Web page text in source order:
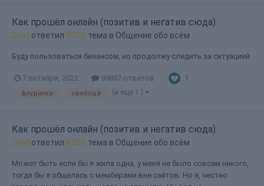
Как прошёл онлайн (позитив и негатив сюда)
Devil ответил R2D2 тема в Общение обо всём
Буду пользоваться бинансом, но продолжу следить за ситуацией.
7 октября, 2022 99887 ответов 1
флудилка свобода (и ещё 1 )
Как прошёл онлайн (позитив и негатив сюда)
Devil ответил R2D2 тема в Общение обо всём
Может быть если бы я жила одна, у меня не было совсем никого,
тогда бы я общалась с мемберами вне сайтов. Но я, честно